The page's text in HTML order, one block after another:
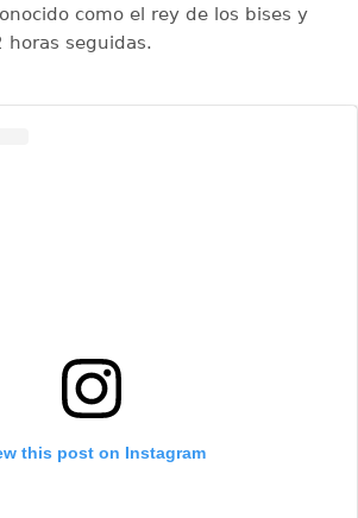
como el rey de los bises y
seguidas.
this post on Instagram